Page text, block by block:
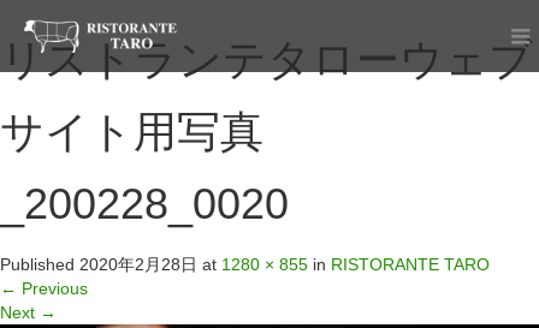
リストランテタローウェブ
サイト用写真
_200228_0020
Published 2020年2月28日 at 1280 × 855 in RISTORANTE TARO
← Previous
Next →